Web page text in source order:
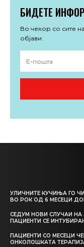
БИДЕТЕ
Во чекор со сите
објави.
УЛИЧНИТЕ КУЧИЊА ГО
ВО РОК ОД 6 МЕСЕЦИ
СЕДУМ НОВИ СЛУЧАИ НА
ПАЦИЕНТИ СЕ
ПАЦИЕНТИ СО МЕСЕЦИ
ОНКОЛОШКАТА